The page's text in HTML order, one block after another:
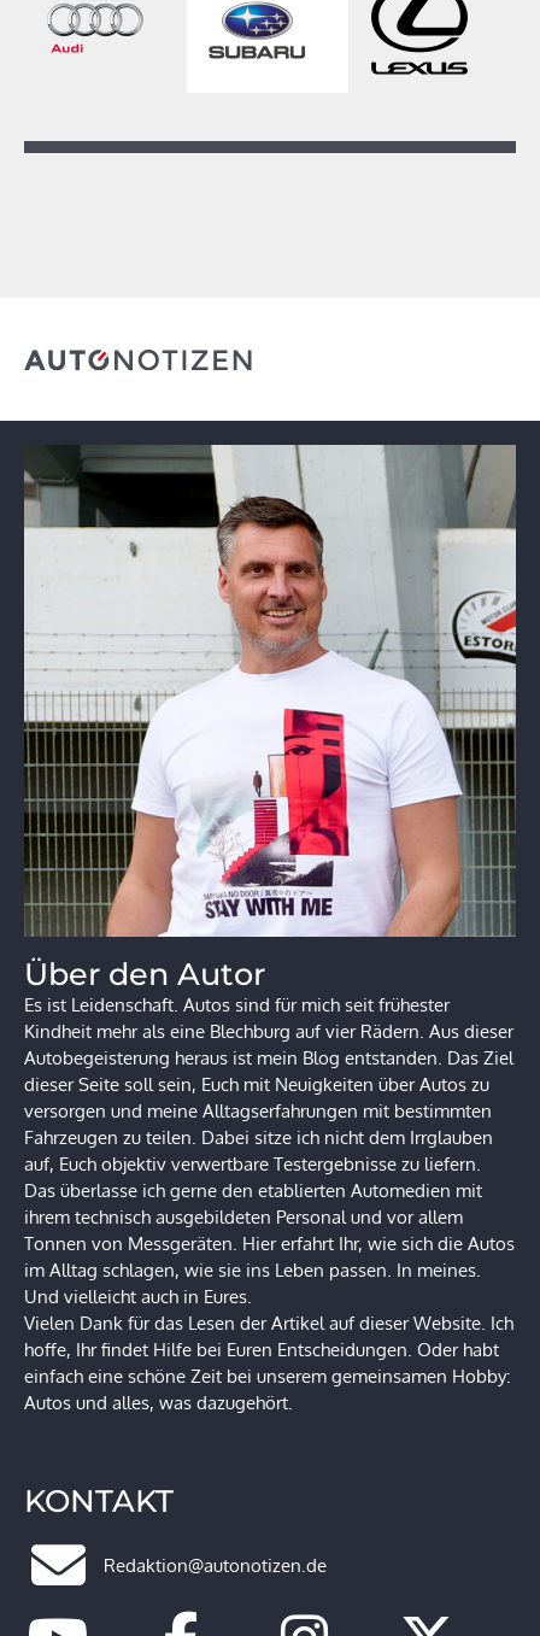
Über den Autor
Es ist Leidenschaft. Autos sind für mich seit frühester
Kindheit mehr als eine Blechburg auf vier Rädern. Aus dieser
Autobegeisterung heraus ist mein Blog entstanden. Das Ziel
dieser Seite soll sein, Euch mit Neuigkeiten über Autos zu
versorgen und meine Alltagserfahrungen mit bestimmten
Fahrzeugen zu teilen. Dabei sitze ich nicht dem Irrglauben
auf, Euch objektiv verwertbare Testergebnisse zu liefern.
Das überlasse ich gerne den etablierten Automedien mit
ihrem technisch ausgebildeten Personal und vor allem
Tonnen von Messgeräten. Hier erfahrt Ihr, wie sich die Autos
im Alltag schlagen, wie sie ins Leben passen. In meines.
Und vielleicht auch in Eures.
Vielen Dank für das Lesen der Artikel auf dieser Website. Ich
hoffe, Ihr findet Hilfe bei Euren Entscheidungen. Oder habt
einfach eine schöne Zeit bei unserem gemeinsamen Hobby:
Autos und alles, was dazugehört.
KONTAKT
Redaktion@autonotizen.de